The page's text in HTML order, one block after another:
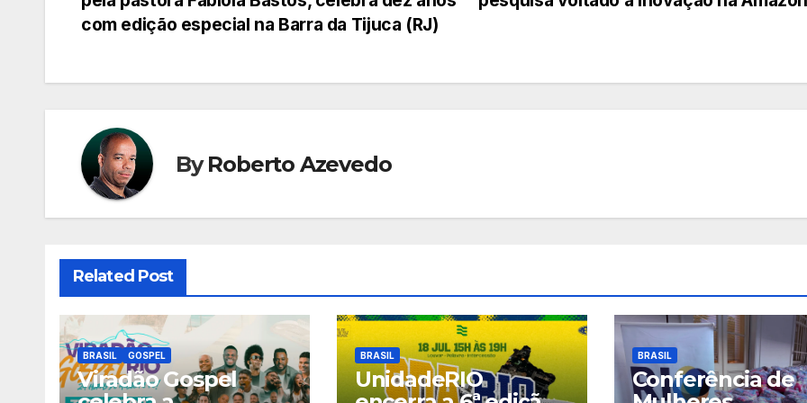
de
com edição especial na Barra da Tijuca (RJ)
ByRoberto Azevedo
Related Post
BRASIL GOSPEL
Viradão Gospel
BRASIL
UnidadeRIO
BRASIL
Conferência de